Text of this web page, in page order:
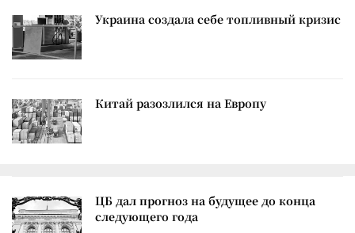
Украина создала себе топливный кризис
Китай разозлился на Европу
ЦБ дал прогноз на будущее до конца
следующего года